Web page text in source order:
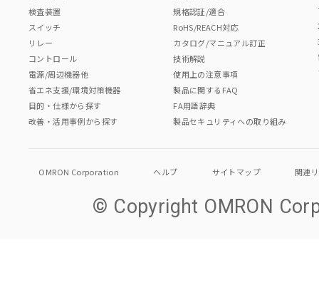
検査装置
スイッチ
リレー
コントロール
電源/周辺機器他
省エネ支援/環境対策機器
目的・仕様から探す
改善・活用事例から探す
規格認証/適合
RoHS/REACH対応
カタログ/マニュアル訂正
技術解説
使用上の注意事項
製品に関するFAQ
FA用語辞典
製品セキュリティへの取り組み
OMRON Corporation ヘルプ サイトマップ 関連
© Copyright OMRON